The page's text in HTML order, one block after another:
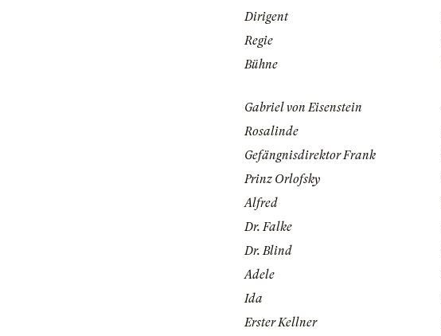
Dirigent
Regie
Bühne
Gabriel von Eisenstein
Rosalinde
Gefängnisdirektor Frank
Prinz Orlofsky
Alfred
Dr. Falke
Dr. Blind
Adele
Ida
Erster Kellner